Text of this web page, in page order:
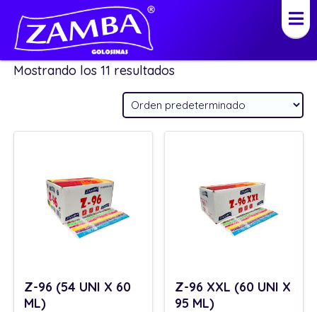
Productos
Mostrando los 11 resultados
Z-96 (54 UNI X 60
ML)
Z-96 XXL (60 UNI X
95 ML)